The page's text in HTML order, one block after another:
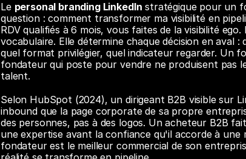
Le personal branding LinkedIn stratégique pour un
question : comment transformer ma visibilité en
RDV qualifiés à 6 mois, vous faites de la visibilité
vocabulaire. Elle détermine chaque décision en aval
quel format privilégier, quel indicateur regarder. Un
fondateur qui poste pour vendre ne produisent pas
talent.
Selon HubSpot (2024), un dirigeant B2B visible sur
inbound que la page corporate de sa propre
des personnes, pas à des logos. Un acheteur B2B
une expertise avant la confiance qu'il accorde à
fondateur est le meilleur commercial de son